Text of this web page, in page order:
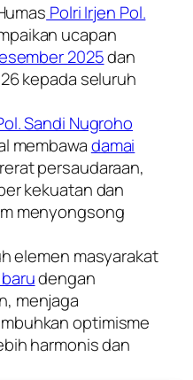
Polri Irjen Pol.
ucapan
2025dan
kepada seluruh
Sandi Nugroho
membawadamai
persaudaraan,
kekuatan dan
menyongsong
elemen masyarakat
dengan
menjaga
optimisme
harmonis dan